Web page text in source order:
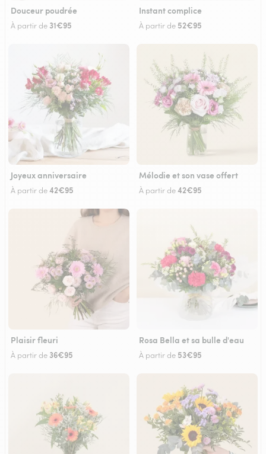
Douceur poudrée
À partir de 31€95
Instant complice
À partir de 52€95
Joyeux anniversaire
À partir de42€95
Mélodie et son vase offert
À partir de42€95
Plaisir fleuri
À partir de 36€95
Rosa Bella et sa bulle d'eau
À partir de 53€95